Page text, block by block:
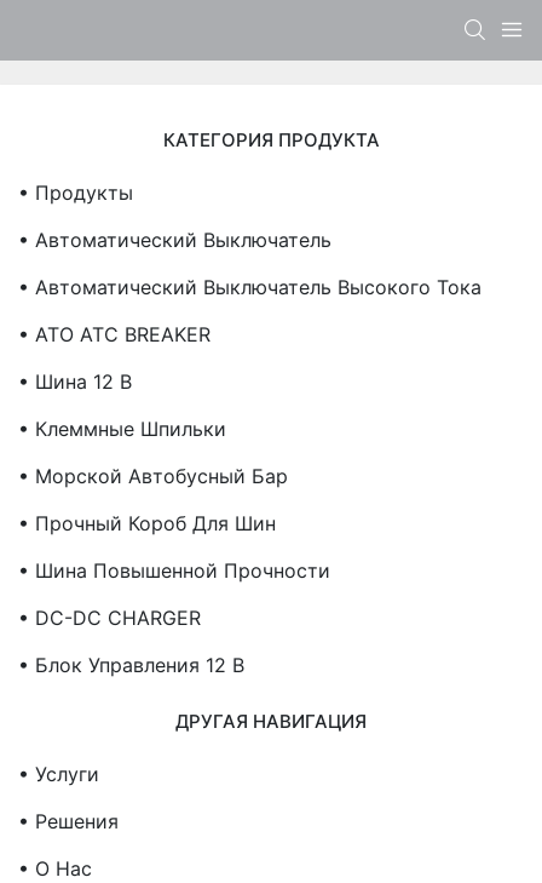
КАТЕГОРИЯ ПРОДУКТА
• Продукты
• Автоматический Выключатель
• Автоматический Выключатель Высокого Тока
• ATO ATC BREAKER
• Шина 12 В
• Клеммные Шпильки
• Морской Автобусный Бар
• Прочный Короб Для Шин
• Шина Повышенной Прочности
• DC-DC CHARGER
• Блок Управления 12 В
ДРУГАЯ НАВИГАЦИЯ
• Услуги
• Решения
• О Нас